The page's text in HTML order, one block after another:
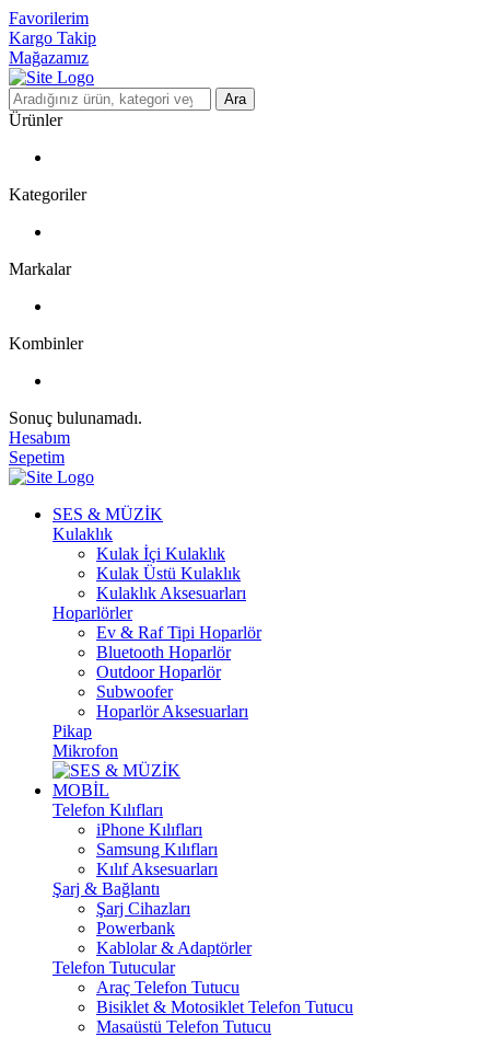
Favorilerim
Kargo Takip
Mağazamız
Ara
Ürünler
Kategoriler
Markalar
Kombinler
Sonuç bulunamadı.
Hesabım
Sepetim
SES & MÜZİK
Kulaklık
Kulak İçi Kulaklık
Kulak Üstü Kulaklık
Kulaklık Aksesuarları
Hoparlörler
Ev & Raf Tipi Hoparlör
Bluetooth Hoparlör
Outdoor Hoparlör
Subwoofer
Hoparlör Aksesuarları
Pikap
Mikrofon
MOBİL
Telefon Kılıfları
iPhone Kılıfları
Samsung Kılıfları
Kılıf Aksesuarları
Şarj & Bağlantı
Şarj Cihazları
Powerbank
Kablolar & Adaptörler
Telefon Tutucular
Araç Telefon Tutucu
Bisiklet & Motosiklet Telefon Tutucu
Masaüstü Telefon Tutucu